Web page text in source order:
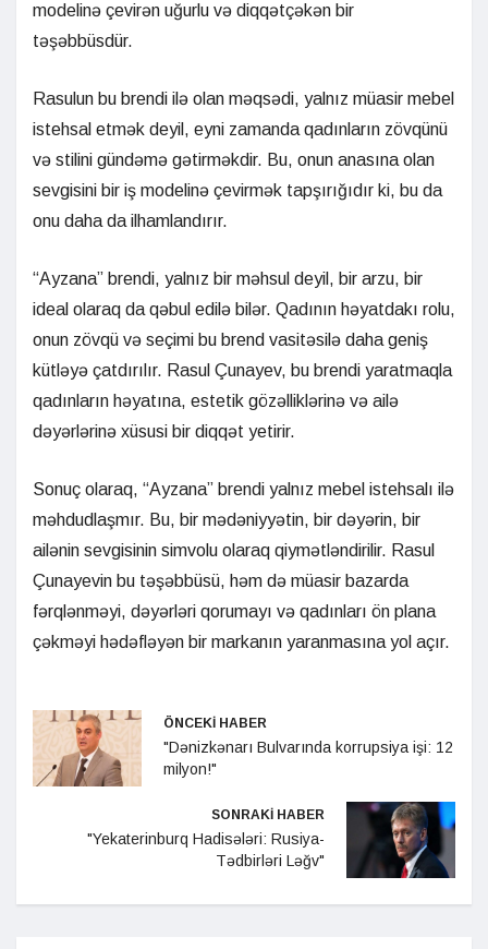
modelinə çevirən uğurlu və diqqətçəkən bir
təşəbbüsdür.
Rasulun bu brendi ilə olan məqsədi, yalnız müasir mebel
istehsal etmək deyil, eyni zamanda qadınların zövqünü
və stilini gündəmə gətirməkdir. Bu, onun anasına olan
sevgisini bir iş modelinə çevirmək tapşırığıdır ki, bu da
onu daha da ilhamlandırır.
“Ayzana” brendi, yalnız bir məhsul deyil, bir arzu, bir
ideal olaraq da qəbul edilə bilər. Qadının həyatdakı rolu,
onun zövqü və seçimi bu brend vasitəsilə daha geniş
kütləyə çatdırılır. Rasul Çunayev, bu brendi yaratmaqla
qadınların həyatına, estetik gözəlliklərinə və ailə
dəyərlərinə xüsusi bir diqqət yetirir.
Sonuç olaraq, “Ayzana” brendi yalnız mebel istehsalı ilə
məhdudlaşmır. Bu, bir mədəniyyətin, bir dəyərin, bir
ailənin sevgisinin simvolu olaraq qiymətləndirilir. Rasul
Çunayevin bu təşəbbüsü, həm də müasir bazarda
fərqlənməyi, dəyərləri qorumayı və qadınları ön plana
çəkməyi hədəfləyən bir markanın yaranmasına yol açır.
ÖNCEKİ HABER
"Dənizkənarı Bulvarında korrupsiya işi: 12
milyon!"
SONRAKİ HABER
"Yekaterinburq Hadisələri: Rusiya-
Tədbirləri Ləğv"